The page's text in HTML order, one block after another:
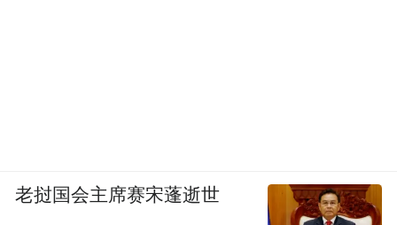
老挝国会主席赛宋蓬逝世